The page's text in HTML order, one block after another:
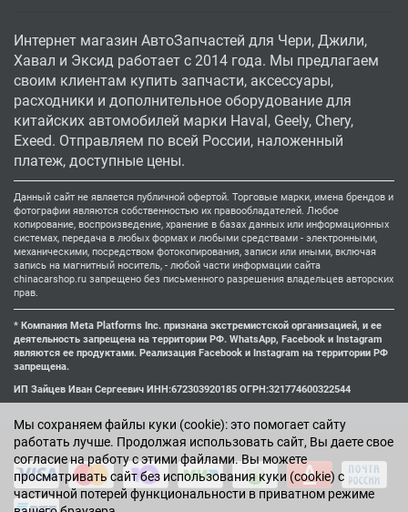
Мы cохраняем файлы куки (cookie): это помогает сайту
работать лучше. Продолжая использовать сайт, Вы даете свое
согласие на работу с этими файлами. Вы можете
просматривать сайт без использования куки (cookie) с
частичной потерей функциональности в приватном режиме
Интернет магазин АвтоЗапчастей для Чери, Джили,
Хавал и Эксид работает с 2014 года. Мы предлагаем
своим клиентам купить запчасти, аксессуары,
расходники и дополнительное оборудование для
китайских автомобилей марки Haval, Geely, Chery,
Exeed. Отправляем по всей России, наложенный
платеж, доступные цены.
Данный сайт не является публичной офертой. Торговые марки, имена брендов и
фотографии являются собственностью их правообладателей. Любое
копирование, воспроизведение, хранение в базах данных или информационных
системах, передача в любых формах и любыми средствами - электронными,
механическими, посредством фотокопирования, записи или иными, включая
запись на магнитный носитель, - любой части информации сайта
chinacarshop.ru запрещено без письменного разрешения владельцев авторских
прав.
* Компания Meta Platforms Inc. признана экстремистской организацией, и ее
деятельность запрещена на территории РФ. WhatsApp, Facebook и Instagram
являются ее продуктами. Реализация Facebook и Instagram на территории РФ
запрещена.
ИП Зайцев Иван Сергеевич ИНН:672303920185 ОГРН:321774600322544